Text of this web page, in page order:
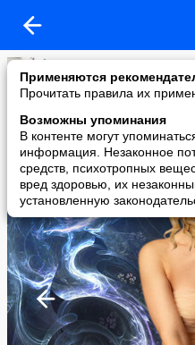
Применяются
Прочитать правила их
Возможны упоминания
В контенте могут
информация. Незаконное
средств, психотропных
вред здоровью, их
установленную
Наталья Батанина
added a photo
10 Nov в 21:55